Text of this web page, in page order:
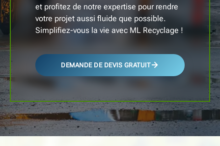
et profitez de notre expertise pour rendre
votre projet aussi fluide que possible.
Simplifiez-vous la vie avec ML Recyclage !
DEMANDE DE DEVIS GRATUIT